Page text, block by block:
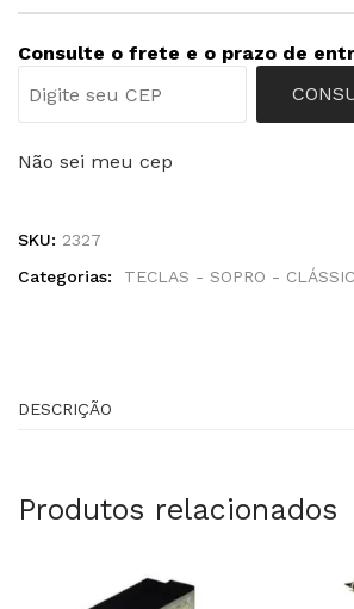
Consulte o frete e o prazo de
Não sei meu cep
SKU: 2327
Categorias:
TECLAS - SOPRO -
DESCRIÇÃO
Produtos relacionados